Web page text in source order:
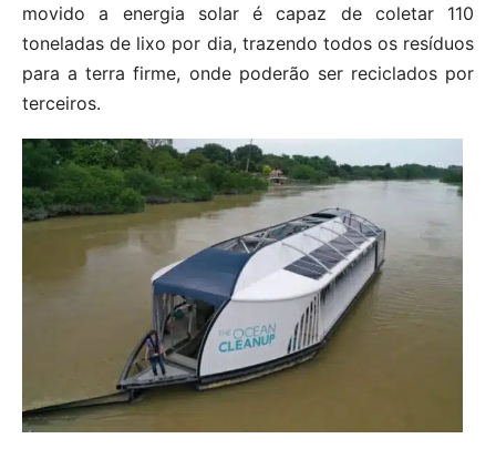
movido a energia solar é capaz de coletar 110
toneladas de lixo por dia, trazendo todos os resíduos
para a terra firme, onde poderão ser reciclados por
terceiros.